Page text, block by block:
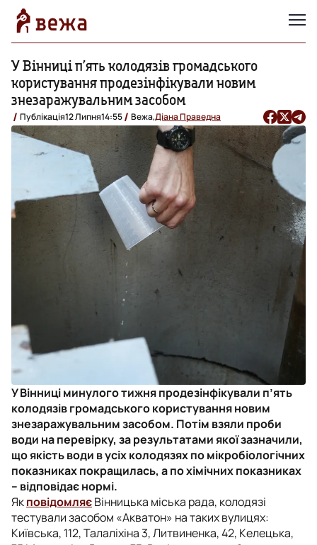
У Вінниці п’ять колодязів громадського
користування продезінфікували новим
знезаражувальним засобом
Публікація12 Липня14:55 Вежа,Діана Праведна
У Вінниці минулого тижня продезінфікували п’ять
колодязів громадського користування новим
знезаражувальним засобом. Потім взяли проби
води на перевірку, за результатами якої зазначили,
що якість води в усіх колодязях по мікробіологічних
показниках покращилась, а по хімічних показниках
– відповідає нормі.
ЯкповідомляєВінницька міська рада, колодязі
тестували засобом «Акватон» на таких вулицях:
Київська, 112, Талаліхіна 3, Литвиненка, 42, Келецька,